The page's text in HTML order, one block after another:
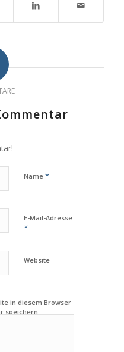
Name *
E-Mail-Adresse
*
Website
in diesem Browser
speichern.